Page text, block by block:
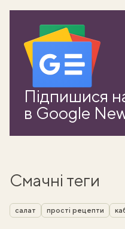
Підпишися
в Google
Смачні теги
салат прості рецепти